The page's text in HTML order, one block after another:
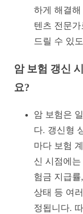
하게 해결
텐츠 전문
드릴 수 있
암 보험 갱신
요?
암 보험은
다. 갱신형
마다 보험
신 시점에
험금 지급
상태 등 여
정됩니다.